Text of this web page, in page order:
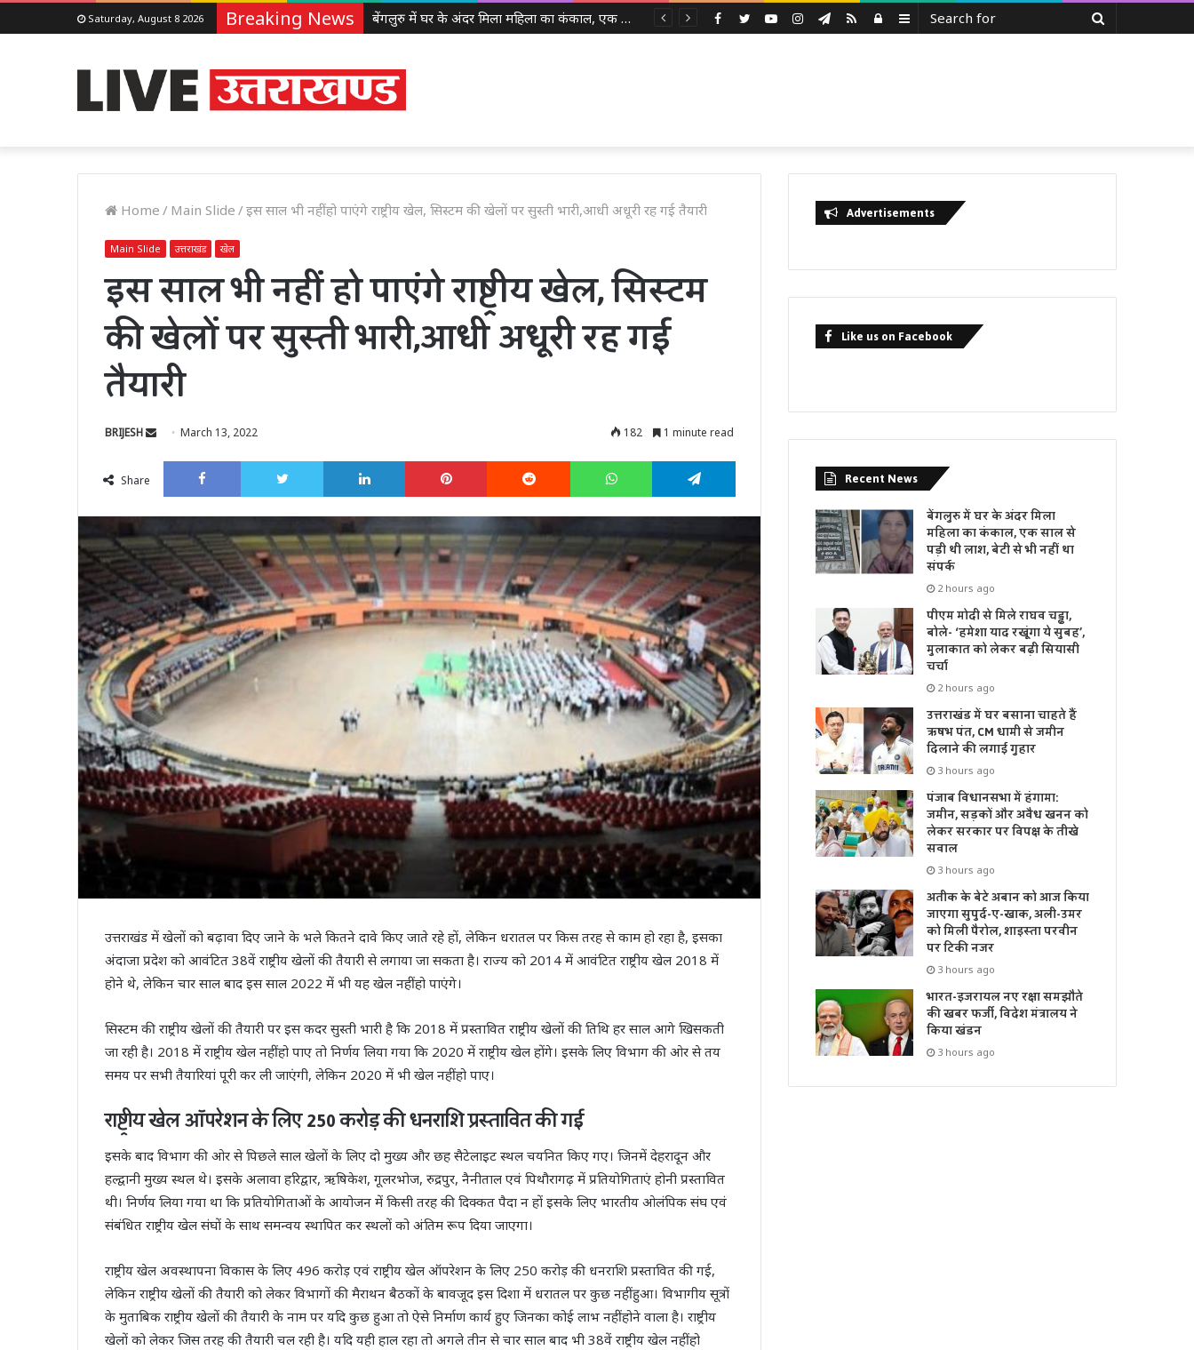
Saturday, August 8 2026 Breaking News बेंगलुरु में घर के अंदर मिला महिला का कंकाल, एक साल से पड़ी थी लाश, बेटी से भी नहीं था संपर्क Sidebar
Log
RSS
Telegram
Instagram
YouTube
Twitter
Facebook
Home / Main Slide /इस साल भी नहीं हो पाएंगे राष्ट्रीय खेल, सिस्टम की खेलों पर सुस्ती भारी,आधी अधूरी रह गई तैयारी
Main Slide उत्तराखंड खेल
इस साल भी नहीं हो पाएंगे राष्ट्रीय खेल, सिस्टम
की खेलों पर सुस्ती भारी,आधी अधूरी रह गई
तैयारी
BRIJESH
SendMarch 13, 2022 182 1 minute read
Share
Facebook Twitter LinkedIn Pinterest Reddit WhatsApp Telegram
उत्तराखंड में खेलों को बढ़ावा दिए जाने के भले कितने दावे किए जाते रहे हों, लेकिन धरातल पर किस तरह से काम हो रहा है, इसका
अंदाजा प्रदेश को आवंटित 38वें राष्ट्रीय खेलों की तैयारी से लगाया जा सकता है। राज्य को 2014 में आवंटित राष्ट्रीय खेल 2018 में
होने थे, लेकिन चार साल बाद इस साल 2022 में भी यह खेल नहीं हो पाएंगे।
सिस्टम की राष्ट्रीय खेलों की तैयारी पर इस कदर सुस्ती भारी है कि 2018 में प्रस्तावित राष्ट्रीय खेलों की तिथि हर साल आगे खिसकती
जा रही है। 2018 में राष्ट्रीय खेल नहीं हो पाए तो निर्णय लिया गया कि 2020 में राष्ट्रीय खेल होंगे। इसके लिए विभाग की ओर से तय
समय पर सभी तैयारियां पूरी कर ली जाएंगी, लेकिन 2020 में भी खेल नहीं हो पाए।
राष्ट्रीय खेल ऑपरेशन के लिए 250 करोड़ की धनराशि प्रस्तावित की गई
इसके बाद विभाग की ओर से पिछले साल खेलों के लिए दो मुख्य और छह सैटेलाइट स्थल चयनित किए गए। जिनमें देहरादून और
हल्द्वानी मुख्य स्थल थे। इसके अलावा हरिद्वार, ऋषिकेश, गूलरभोज, रुद्रपुर, नैनीताल एवं पिथौरागढ़ में प्रतियोगिताएं होनी प्रस्तावित
थी। निर्णय लिया गया था कि प्रतियोगिताओं के आयोजन में किसी तरह की दिक्कत पैदा न हों इसके लिए भारतीय ओलंपिक संघ एवं
संबंधित राष्ट्रीय खेल संघों के साथ समन्वय स्थापित कर स्थलों को अंतिम रूप दिया जाएगा।
राष्ट्रीय खेल अवस्थापना विकास के लिए 496 करोड़ एवं राष्ट्रीय खेल ऑपरेशन के लिए 250 करोड़ की धनराशि प्रस्तावित की गई,
लेकिन राष्ट्रीय खेलों की तैयारी को लेकर विभागों की मैराथन बैठकों के बावजूद इस दिशा में धरातल पर कुछ नहीं हुआ। विभागीय सूत्रों
के मुताबिक राष्ट्रीय खेलों की तैयारी के नाम पर यदि कुछ हुआ तो ऐसे निर्माण कार्य हुए जिनका कोई लाभ नहीं होने वाला है। राष्ट्रीय
खेलों को लेकर जिस तरह की तैयारी चल रही है। यदि यही हाल रहा तो अगले तीन से चार साल बाद भी 38वें राष्ट्रीय खेल नहीं हो
Advertisements
Like us on Facebook
Recent News
बेंगलुरु में घर के अंदर मिला
महिला का कंकाल, एक साल से
पड़ी थी लाश, बेटी से भी नहीं था
संपर्क
2 hours ago
पीएम मोदी से मिले राघव चड्ढा,
बोले- ‘हमेशा याद रखूंगा ये सुबह’,
मुलाकात को लेकर बढ़ी सियासी
चर्चा
2 hours ago
उत्तराखंड में घर बसाना चाहते हैं
ऋषभ पंत, CM धामी से जमीन
दिलाने की लगाई गुहार
3 hours ago
पंजाब विधानसभा में हंगामा:
जमीन, सड़कों और अवैध खनन को
लेकर सरकार पर विपक्ष के तीखे
सवाल
3 hours ago
अतीक के बेटे अबान को आज किया
जाएगा सुपुर्द-ए-खाक, अली-उमर
को मिली पैरोल, शाइस्ता परवीन
पर टिकी नजर
3 hours ago
भारत-इजरायल नए रक्षा समझौते
की खबर फर्जी, विदेश मंत्रालय ने
किया खंडन
3 hours ago